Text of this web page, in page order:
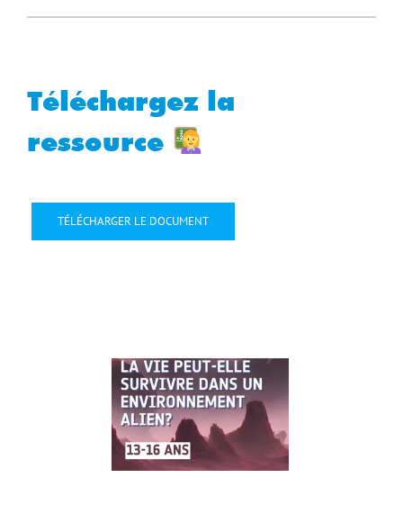
Téléchargez la
ressource
TÉLÉCHARGER LE DOCUMENT